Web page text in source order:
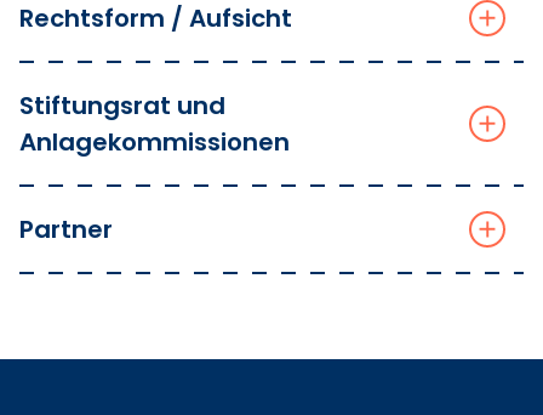
Rechtsform / Aufsicht
Stiftungsrat und
Anlagekommissionen
Partner